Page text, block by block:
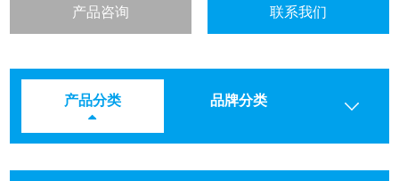
产品咨询 联系我们
产品分类 品牌分类